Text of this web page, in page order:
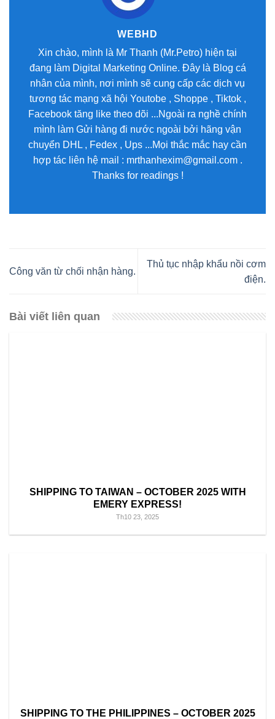
WEBHD
Xin chào, mình là Mr Thanh (Mr.Petro) hiện tại
đang làm Digital Marketing Online. Đây là Blog cá
nhân của mình, nơi mình sẽ cung cấp các dịch vụ
tương tác mạng xã hội Youtobe , Shoppe , Tiktok ,
Facebook tăng like theo dõi ...Ngoài ra nghề chính
mình làm Gửi hàng đi nước ngoài bởi hãng vận
chuyển DHL , Fedex , Ups ...Mọi thắc mắc hay cần
hợp tác liên hệ mail : mrthanhexim@gmail.com .
Thanks for readings !
Công văn từ chối nhận hàng.
Thủ tục nhập khẩu nồi cơm
điện.
Bài viết liên quan
SHIPPING TO TAIWAN – OCTOBER 2025 WITH
EMERY EXPRESS!
Th10 23, 2025
SHIPPING TO THE PHILIPPINES – OCTOBER 2025